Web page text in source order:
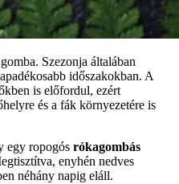
Szezonja általában
időszakokban. A
is előfordul, ezért
és a fák környezetére is
egy ropogós rókagombás
enyhén nedves
néhány napig eláll.